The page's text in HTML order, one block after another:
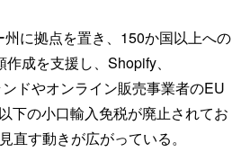
に拠点を置き、150か国以上への
成を支援し、Shopify、
ドやオンライン販売事業者のEU
下の小口輸入免税が廃止されてお
直す動きが広がっている。